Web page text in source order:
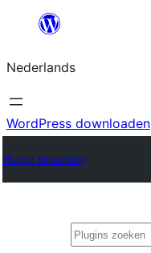
de
inhoud
Nederlands
WordPress downloaden
Plugin Directory
Zoeken